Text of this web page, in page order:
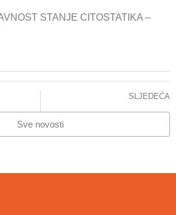
STANJE CITOSTATIKA –
SLJEDEĆA
Sve novosti